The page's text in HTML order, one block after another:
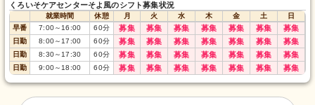
くろいそケアセンターそよ風のシフト募集状況
就業時間 休憩 月 火 水 木 金 土
日
早番
7:00～16:00 60分 募集 募集 募集 募集 募集 募集 募集
日勤 8:00～17:00 60分 募集 募集 募集 募集 募集 募集 募集
日勤 8:30～17:30 60分 募集 募集 募集 募集 募集 募集 募集
日勤 9:00～18:00 60分 募集 募集 募集 募集 募集 募集 募集